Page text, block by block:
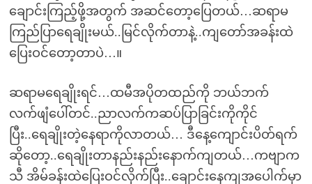
ချောင်းကြည့်ဖို့အတွက် အဆင်တော့ပြေတယ်…ဆရာမ
ကြည်ပြာရေချိုးမယ်..မြင်လိုက်တာနဲ့..ကျတော်အခန်းထဲ
ပြေးဝင်တော့တာပဲ…။
ဆရာမရေချိုးရင်…ထမီအပိုတထည်ကို ဘယ်ဘက်
လက်ဖျံပေါ်တင်..ညာလက်ကဆပ်ပြာခြင်းကိုကိုင်
ပြီး..ရေချိုးတဲ့နေရာကိုလာတယ်… ဒီနေ့ကျောင်းပိတ်ရက်
ဆိုတော့..ရေချိုးတာနည်းနည်းနောက်ကျတယ်…ကဗျာက
သီ အိမ်ခန်းထဲပြေးဝင်လိုက်ပြီး..ချောင်းနေကျအပေါက်မှာ